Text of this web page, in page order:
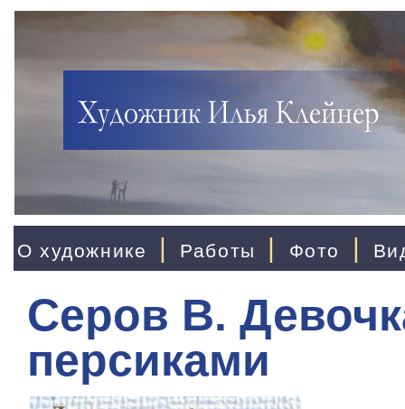
О художнике | Работы | Фото |
Серов В.
персиками